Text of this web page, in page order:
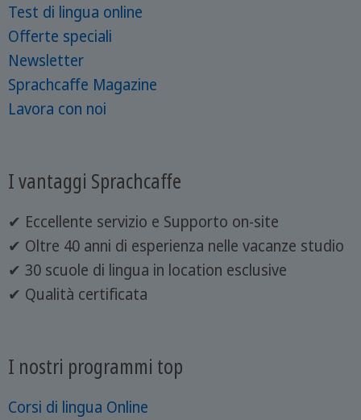
Test di lingua online
Offerte speciali
Newsletter
Sprachcaffe Magazine
Lavora con noi
I vantaggi Sprachcaffe
✔ Eccellente servizio e Supporto on-site
✔ Oltre 40 anni di esperienza nelle vacanze studio
✔ 30 scuole di lingua in location esclusive
✔ Qualità certificata
I nostri programmi top
Corsi di lingua Online